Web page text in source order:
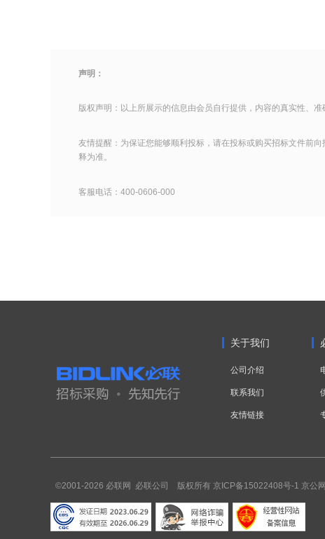
声明：
版权声明：以上所展示的信息由会员自行提供，内容的真实性、
友情提醒：为保证您能够顺利投标，请在投标或购买招标文件前
释为准。
客服电话：400-0606-000
关于我们
公司介绍
联系我们
友情链接
©2001-2026 必联网 必联公司 版权所有 京ICP备15022408号-1 京公